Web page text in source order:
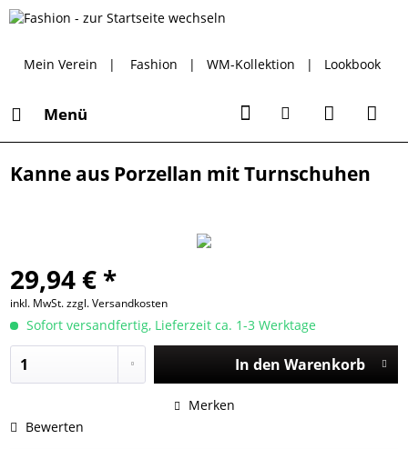
Mein Verein | Fashion | WM-Kollektion | Lookbook
Menü
Kanne aus Porzellan mit Turnschuhen
29,94 € *
inkl. MwSt.zzgl. Versandkosten
Sofort versandfertig, Lieferzeit ca. 1-3 Werktage
In den Warenkorb
Merken
Bewerten